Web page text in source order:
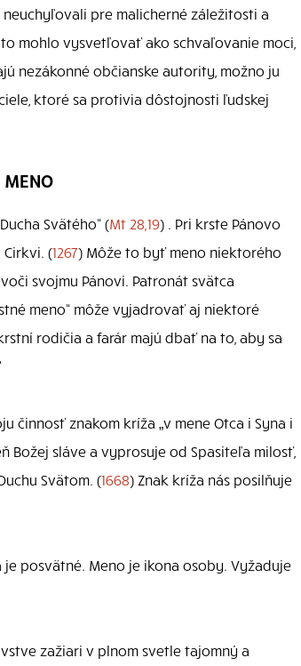
pre malicherné záležitosti a
mohlo vysvetľovať ako schvaľovanie moci,
nezákonné občianske autority, možno ju
ktoré sa protivia dôstojnosti ľudskej
MENO
Svätého“ (Mt 28,19) . Pri krste Pánovo
(1267) Môže to byť meno niektorého
svojmu Pánovi. Patronát svätca
meno“ môže vyjadrovať aj niektoré
rodičia a farár majú dbať na to, aby sa
činnosť znakom kríža „v mene Otca i Syna i
Božej sláve a vyprosuje od Spasiteľa milosť,
Svätom. (1668) Znak kríža nás posilňuje
posvätné. Meno je ikona osoby. Vyžaduje
zažiari v plnom svetle tajomný a